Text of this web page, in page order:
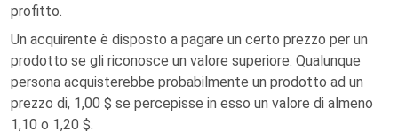
profitto.
Un acquirente è disposto a pagare un certo prezzo per un
prodotto se gli riconosce un valore superiore. Qualunque
persona acquisterebbe probabilmente un prodotto ad un
prezzo di, 1,00 $ se percepisse in esso un valore di almeno
1,10 o 1,20 $.